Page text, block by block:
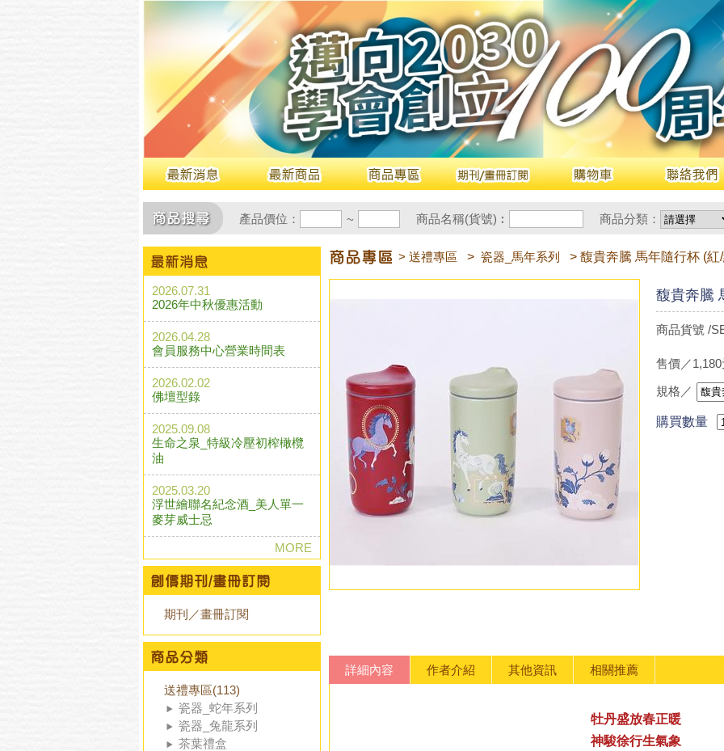
產品價位： ~ 商品名稱(貨號)︰ 商品分類：
2026.07.31
2026年中秋優惠活動
2026.04.28
會員服務中心營業時間表
2026.02.02
佛壇型錄
2025.09.08
生命之泉_特級冷壓初榨橄欖
油
2025.03.20
浮世繪聯名紀念酒_美人單一
麥芽威士忌
MORE
期刊／畫冊訂閱
送禮專區(113)
瓷器_蛇年系列
瓷器_兔龍系列
茶葉禮盒
> 送禮專區 > 瓷器_馬年系列 > 馥貴奔騰 馬年隨行杯 (紅
馥貴奔騰
商品貨號 /
售價／
規格／
購買數量
詳細內容 作者介紹 其他資訊 相關推薦
牡丹盛放春正暖
神駿徐行生氣象